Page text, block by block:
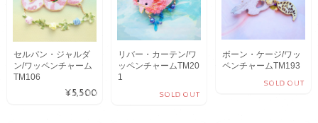
セルパン・ジャルダ
ン/ワッペンチャーム
TM106
¥5,500
リバー・カーテン/ワ
ッペンチャームTM20
1
SOLD OUT
ボーン・ケージ/ワッ
ペンチャームTM193
SOLD OUT